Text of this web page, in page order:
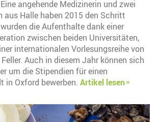
angehende Medizinerin und zwei
aus Halle haben 2015 den Schritt
die Aufenthalte dank einer
zwischen beiden Universitäten,
internationalen Vorlesungsreihe von
Auch in diesem Jahr können sich
um die Stipendien für einen
in Oxford bewerben. Artikel lesen